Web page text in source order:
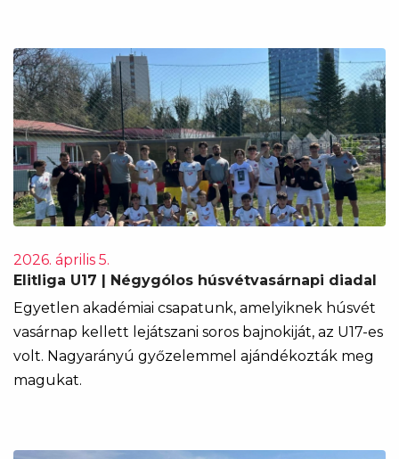
2026. április 5.
Elitliga U17 | Négygólos húsvétvasárnapi diadal
Egyetlen akadémiai csapatunk, amelyiknek húsvét
vasárnap kellett lejátszani soros bajnokiját, az U17-es
volt. Nagyarányú győzelemmel ajándékozták meg
magukat.